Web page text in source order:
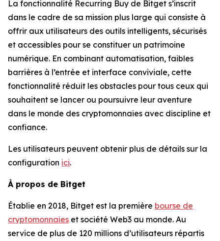
La fonctionnalité Recurring Buy de Bitget s’inscrit
dans le cadre de sa mission plus large qui consiste à
offrir aux utilisateurs des outils intelligents, sécurisés
et accessibles pour se constituer un patrimoine
numérique. En combinant automatisation, faibles
barrières à l’entrée et interface conviviale, cette
fonctionnalité réduit les obstacles pour tous ceux qui
souhaitent se lancer ou poursuivre leur aventure
dans le monde des cryptomonnaies avec discipline et
confiance.
Les utilisateurs peuvent obtenir plus de détails sur la
configuration ici.
À propos de Bitget
Établie en 2018, Bitget est la première bourse de
cryptomonnaies et société Web3 au monde. Au
service de plus de 120 millions d’utilisateurs répartis